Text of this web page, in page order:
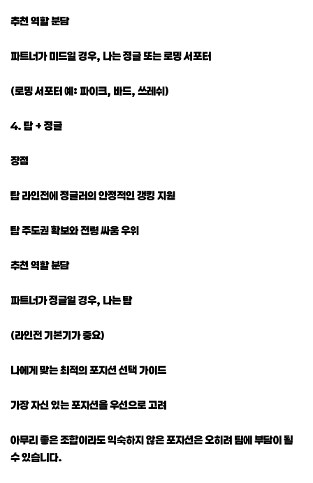
추천 역할 분담
파트너가 미드일 경우, 나는 정글 또는 로밍 서포터
(로밍 서포터 예: 파이크, 바드, 쓰레쉬)
4. 탑 + 정글
장점
탑 라인전에 정글러의 안정적인 갱킹 지원
탑 주도권 확보와 전령 싸움 우위
추천 역할 분담
파트너가 정글일 경우, 나는 탑
(라인전 기본기가 중요)
나에게 맞는 최적의 포지션 선택 가이드
가장 자신 있는 포지션을 우선으로 고려
아무리 좋은 조합이라도 익숙하지 않은 포지션은 오히려 팀에 부담이 될
수 있습니다.